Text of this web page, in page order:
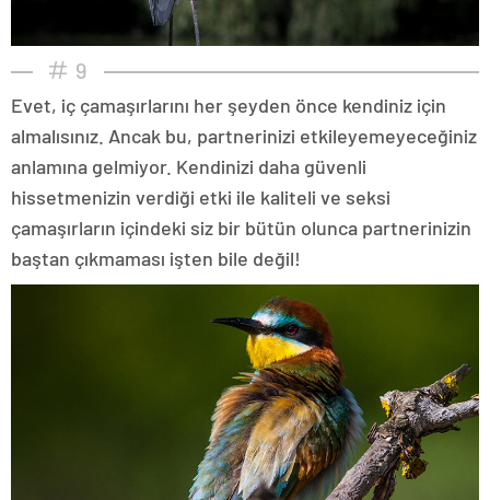
9
Evet, iç çamaşırlarını her şeyden önce kendiniz için
almalısınız. Ancak bu, partnerinizi etkileyemeyeceğiniz
anlamına gelmiyor. Kendinizi daha güvenli
hissetmenizin verdiği etki ile kaliteli ve seksi
çamaşırların içindeki siz bir bütün olunca partnerinizin
baştan çıkmaması işten bile değil!